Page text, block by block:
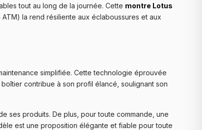
tout au long de la journée. Cette montre Lotus
la rend résiliente aux éclaboussures et aux
simplifiée. Cette technologie éprouvée
contribue à son profil élancé, soulignant son
ses produits. De plus, pour toute commande, une
est une proposition élégante et fiable pour toute